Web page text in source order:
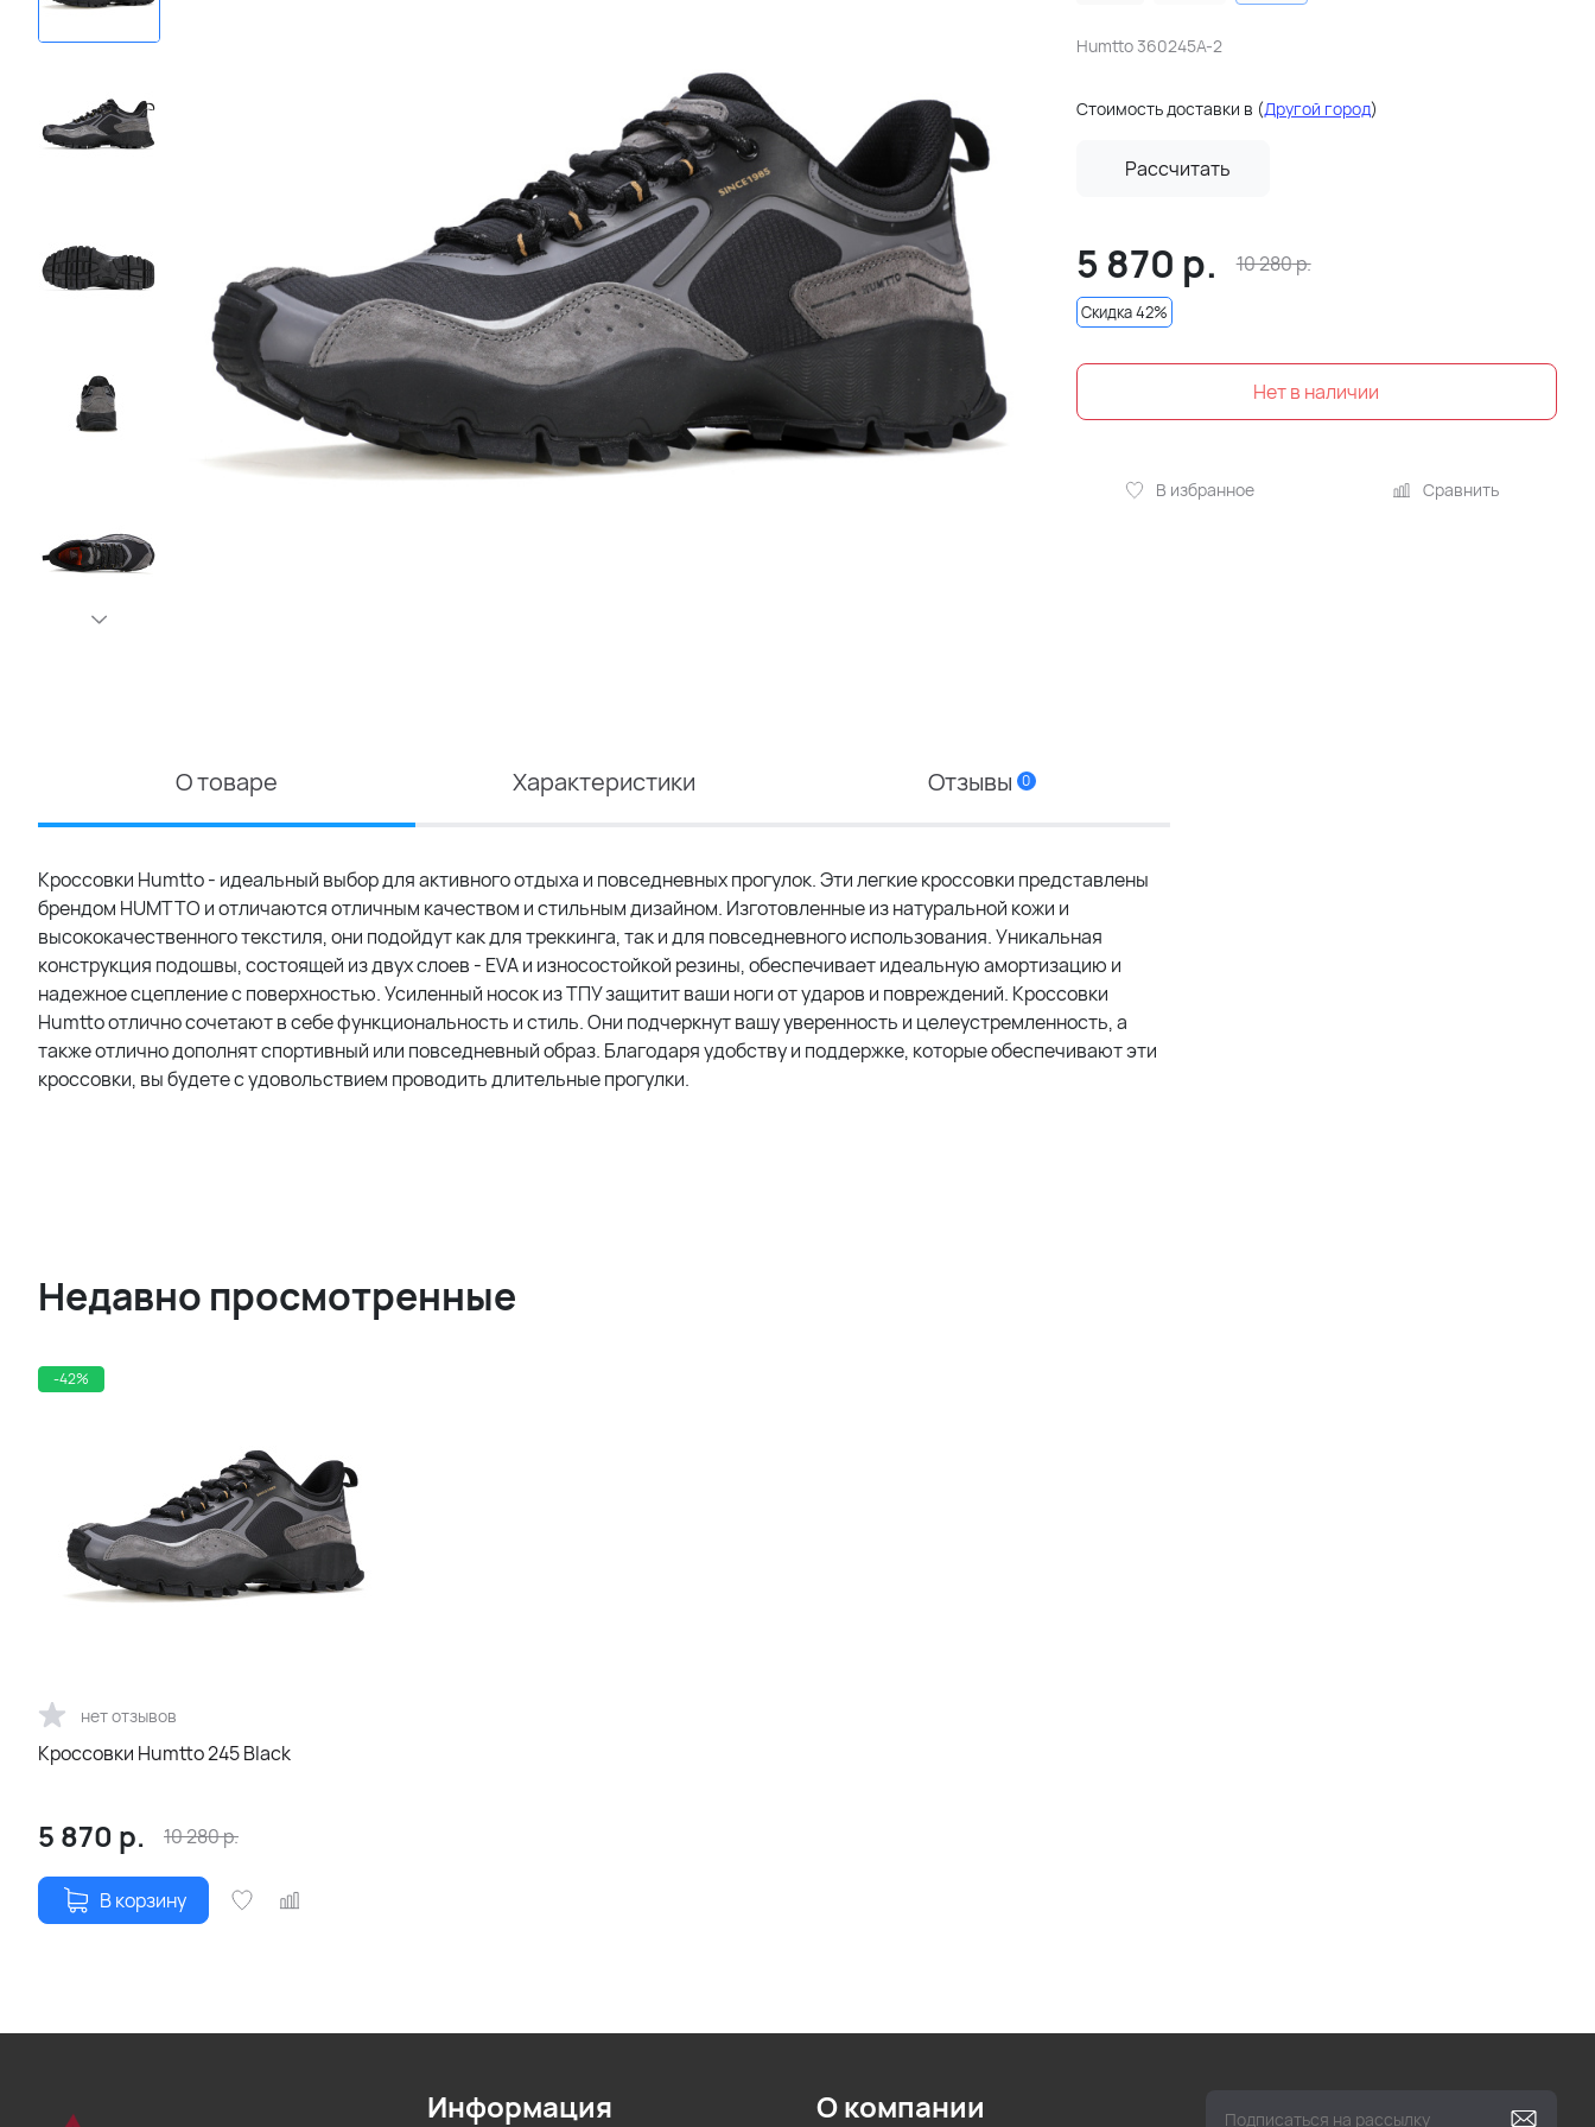
Humtto 360245A-2
Стоимость доставки в (Другой город)
Рассчитать
5 870 р. 10 280р.
Скидка 42%
Нет в наличии
В избранное Сравнить
О товаре Характеристики Отзывы 0
Кроссовки Humtto - идеальный выбор для активного отдыха и повседневных прогулок. Эти легкие кроссовки представлены
брендом HUMTTO и отличаются отличным качеством и стильным дизайном. Изготовленные из натуральной кожи и
высококачественного текстиля, они подойдут как для треккинга, так и для повседневного использования. Уникальная
конструкция подошвы, состоящей из двух слоев - EVA и износостойкой резины, обеспечивает идеальную амортизацию и
надежное сцепление с поверхностью. Усиленный носок из ТПУ защитит ваши ноги от ударов и повреждений. Кроссовки
Humtto отлично сочетают в себе функциональность и стиль. Они подчеркнут вашу уверенность и целеустремленность, а
также отлично дополнят спортивный или повседневный образ. Благодаря удобству и поддержке, которые обеспечивают эти
кроссовки, вы будете с удовольствием проводить длительные прогулки.
Недавно просмотренные
-42%
нет отзывов
Кроссовки Humtto 245 Black
5 870 р. 10 280р.
В корзину
Информация О компании